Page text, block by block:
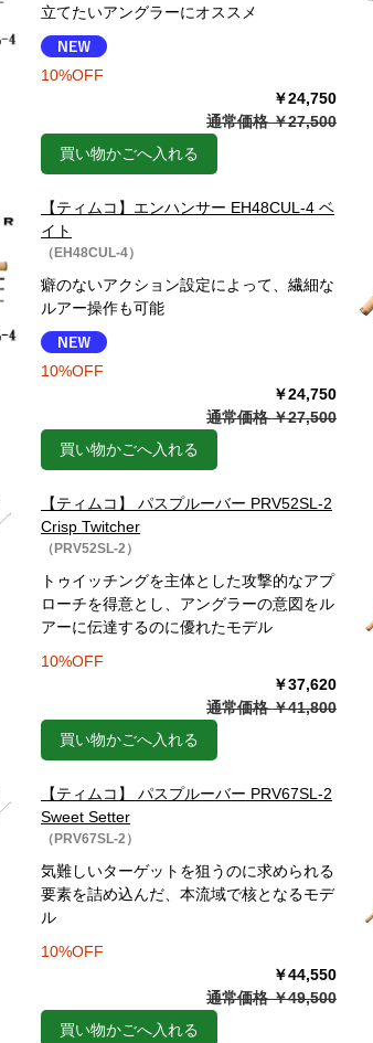
立てたいアングラーにオススメ
10%OFF
￥24,750
通常価格 ￥27,500
買い物かごへ入れる
【ティムコ】エンハンサー EH48CUL-4 ベ
イト
（EH48CUL-4）
癖のないアクション設定によって、繊細な
ルアー操作も可能
10%OFF
￥24,750
通常価格 ￥27,500
買い物かごへ入れる
【ティムコ】 パスプルーバー PRV52SL-2
Crisp Twitcher
（PRV52SL-2）
トゥイッチングを主体とした攻撃的なアプ
ローチを得意とし、アングラーの意図をル
アーに伝達するのに優れたモデル
10%OFF
￥37,620
通常価格 ￥41,800
買い物かごへ入れる
【ティムコ】 パスプルーバー PRV67SL-2
Sweet Setter
（PRV67SL-2）
気難しいターゲットを狙うのに求められる
要素を詰め込んだ、本流域で核となるモデ
ル
10%OFF
￥44,550
通常価格 ￥49,500
買い物かごへ入れる